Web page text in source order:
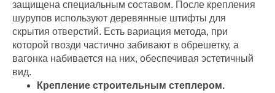
защищена специальным составом. После крепления
шурупов используют деревянные штифты для
скрытия отверстий. Есть вариация метода, при
которой гвозди частично забивают в обрешетку, а
вагонка набивается на них, обеспечивая эстетичный
вид.
Крепление строительным степлером.